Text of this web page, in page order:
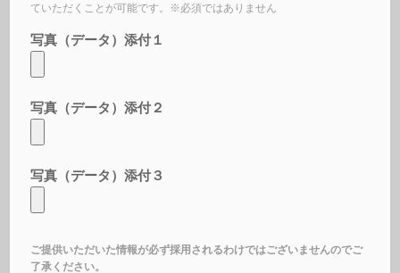
ていただくことが可能です。※必須ではありません
写真（データ）添付１
写真（データ）添付２
写真（データ）添付３
ご提供いただいた情報が必ず採用されるわけではございませんのでご
了承ください。